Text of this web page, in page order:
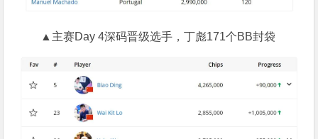
▲主赛Day 4深码晋级选手，丁彪171个BB封袋